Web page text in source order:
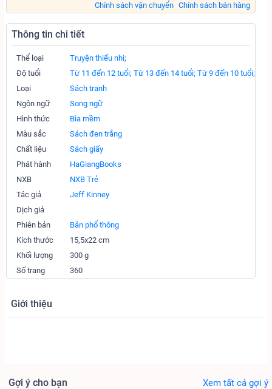
Chính sách bán hàng
Chính sách vận chuyển
Thông tin chi tiết
Thể loại
Truyện thiếu nhi;
Độ tuổi
Từ 11 đến 12 tuổi; Từ 13 đến 14 tuổi; Từ 9 đến 10 tuổi;
Loại
Sách tranh
Ngôn ngữ
Song ngữ
Hình thức
Bìa mềm
Màu sắc
Sách đen trắng
Chất liệu
Sách giấy
Phát hành
HaGiangBooks
NXB
NXB Trẻ
Tác giả
Jeff Kinney
Dịch giả
Phiên bản
Bản phổ thông
Kích thước
15,5x22 cm
Khối lượng
300 g
Số trang
360
Giới thiệu
Gợi ý cho bạn Xem tất cả gợi ý